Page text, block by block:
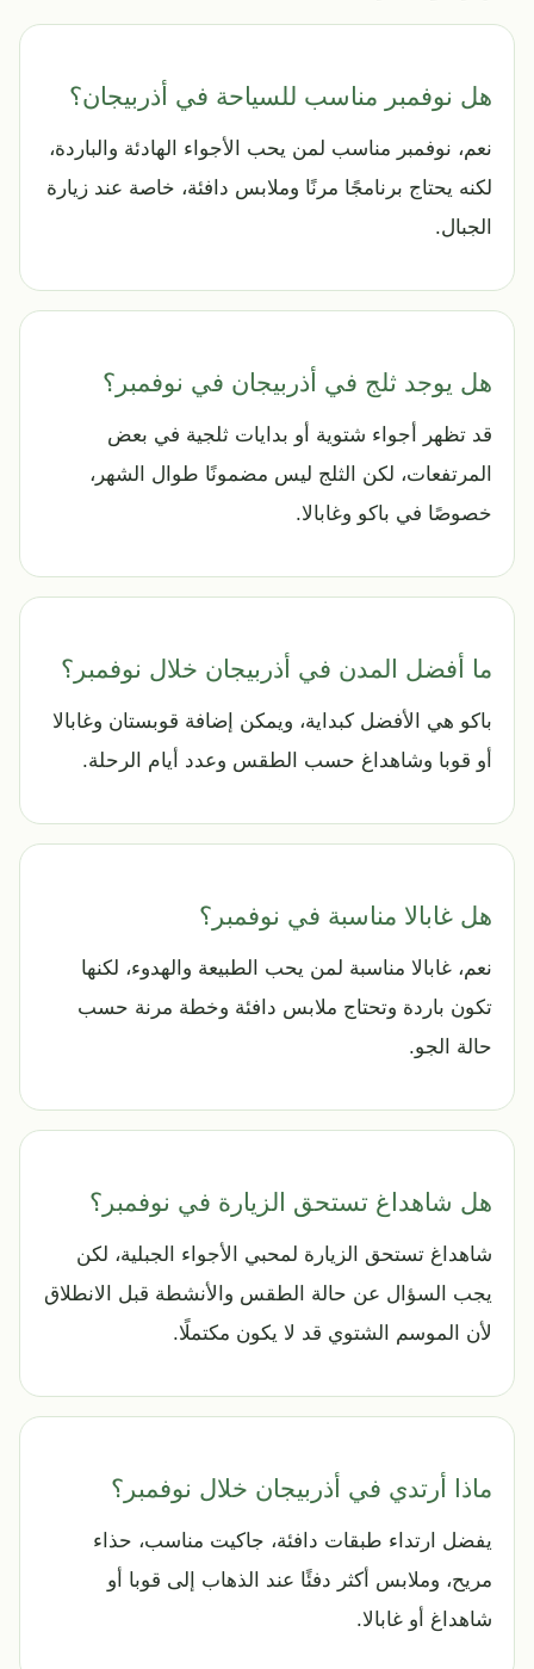
هل نوفمبر مناسب للسياحة في أذربيجان؟
نعم، نوفمبر مناسب لمن يحب الأجواء الهادئة والباردة،
لكنه يحتاج برنامجًا مرنًا وملابس دافئة، خاصة عند زيارة
الجبال.
هل يوجد ثلج في أذربيجان في نوفمبر؟
قد تظهر أجواء شتوية أو بدايات ثلجية في بعض
المرتفعات، لكن الثلج ليس مضمونًا طوال الشهر،
خصوصًا في باكو وغابالا.
ما أفضل المدن في أذربيجان خلال نوفمبر؟
باكو هي الأفضل كبداية، ويمكن إضافة قوبستان وغابالا
أو قوبا وشاهداغ حسب الطقس وعدد أيام الرحلة.
هل غابالا مناسبة في نوفمبر؟
نعم، غابالا مناسبة لمن يحب الطبيعة والهدوء، لكنها
تكون باردة وتحتاج ملابس دافئة وخطة مرنة حسب
حالة الجو.
هل شاهداغ تستحق الزيارة في نوفمبر؟
شاهداغ تستحق الزيارة لمحبي الأجواء الجبلية، لكن
يجب السؤال عن حالة الطقس والأنشطة قبل الانطلاق
لأن الموسم الشتوي قد لا يكون مكتملًا.
ماذا أرتدي في أذربيجان خلال نوفمبر؟
يفضل ارتداء طبقات دافئة، جاكيت مناسب، حذاء
مريح، وملابس أكثر دفئًا عند الذهاب إلى قوبا أو
شاهداغ أو غابالا.